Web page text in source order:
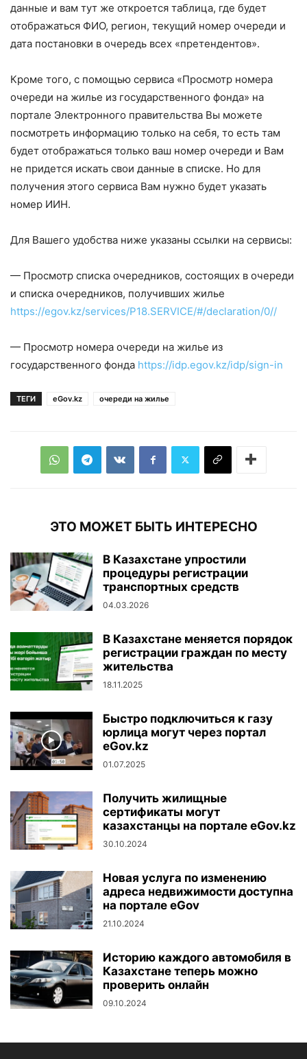
данные и вам тут же откроется таблица, где будет
отображаться ФИО, регион, текущий номер очереди и
дата постановки в очередь всех «претендентов».
Кроме того, с помощью сервиса «Просмотр номера
очереди на жилье из государственного фонда» на
портале Электронного правительства Вы можете
посмотреть информацию только на себя, то есть там
будет отображаться только ваш номер очереди и Вам
не придется искать свои данные в списке. Но для
получения этого сервиса Вам нужно будет указать
номер ИИН.
Для Вашего удобства ниже указаны ссылки на сервисы:
— Просмотр списка очередников, состоящих в очереди
и списка очередников, получивших жилье
https://egov.kz/services/P18.SERVICE/#/declaration/0//
— Просмотр номера очереди на жилье из
государственного фонда https://idp.egov.kz/idp/sign-in
ТЕГИ eGov.kz очереди на жилье
ЭТО МОЖЕТ БЫТЬ ИНТЕРЕСНО
В Казахстане упростили
процедуры регистрации
транспортных средств
04.03.2026
В Казахстане меняется порядок
регистрации граждан по месту
жительства
18.11.2025
Быстро подключиться к газу
юрлица могут через портал
eGov.kz
01.07.2025
Получить жилищные
сертификаты могут
казахстанцы на портале eGov.kz
30.10.2024
Новая услуга по изменению
адреса недвижимости доступна
на портале eGov
21.10.2024
Историю каждого автомобиля в
Казахстане теперь можно
проверить онлайн
09.10.2024